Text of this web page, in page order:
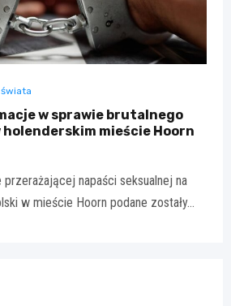
w sprawie brutalnego
holenderskim mieście Hoorn
napaści seksualnej na
w mieście Hoorn podane zostały…